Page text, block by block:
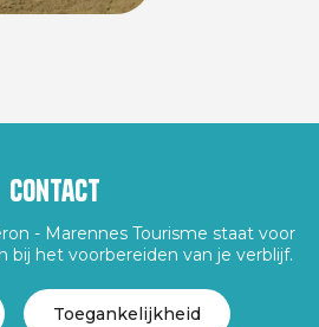
Contact
- Marennes Tourisme staat voor
bij het voorbereiden van je verblijf.
Toegankelijkheid